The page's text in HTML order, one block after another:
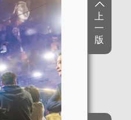
上
一
版